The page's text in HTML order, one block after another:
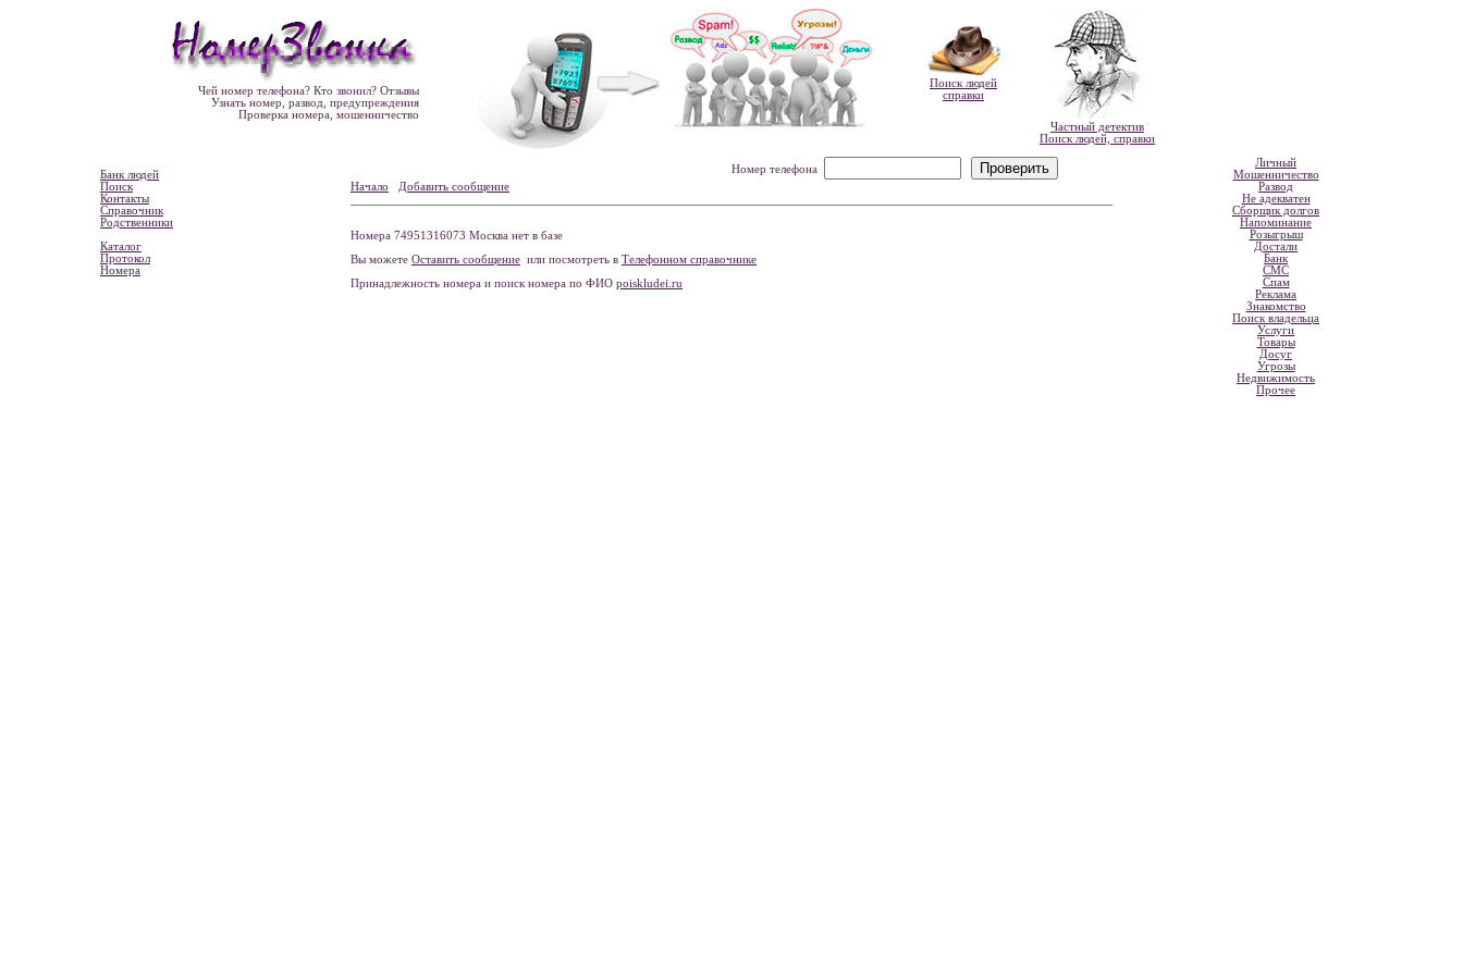
Чей номер телефона? Кто звонил? Отзывы
Узнать номер, развод, предупреждения
Проверка номера, мошенничество
Поиск людей
справки
Частный детектив
Поиск людей, справки
Банк людей
Поиск
Контакты
Справочник
Родственники
Каталог
Протокол
Номера
Номер телефона
Начало
Добавить сообщение
Номера 74951316073 Москва нет в базе
Вы можете Оставить сообщение или посмотреть в Телефонном справочнике
Принадлежность номера и поиск номера по ФИО poiskludei.ru
Личный
Мошенничество
Развод
Не адекватен
Сборщик долгов
Напоминание
Розыгрыш
Достали
Банк
СМС
Спам
Реклама
Знакомство
Поиск владельца
Услуги
Товары
Досуг
Угрозы
Недвижимость
Прочее